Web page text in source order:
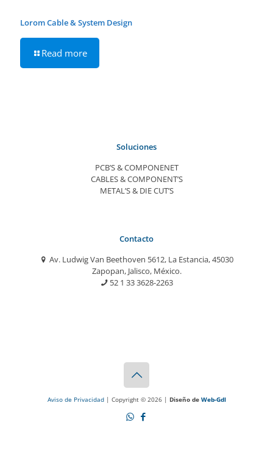
Lorom Cable & System Design
Read more
Soluciones
PCB’S & COMPONENET
CABLES & COMPONENT’S
METAL’S & DIE CUT’S
Contacto
Av. Ludwig Van Beethoven 5612, La Estancia, 45030
Zapopan, Jalisco, México.
52 1 33 3628-2263
Aviso de Privacidad| Copyright © 2026 | Diseño de Web-Gdl